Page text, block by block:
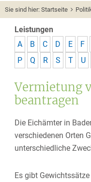
Sie sind hier: Startseite
Leistungen
A
B C D E F
P
Q R S T U
Vermietung
beantragen
Die Eichämter in
verschiedenen Orten
unterschiedliche
Es gibt